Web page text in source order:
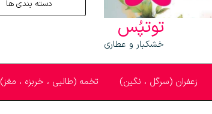
توتپُس
خشکبار و عطاری
زعفران (سرگل ، نگین) تخمه (طالبی ، خربزه ، مغز)